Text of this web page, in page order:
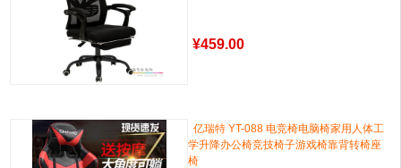
¥459.00
亿瑞特 YT-088 电竞椅电脑椅家用人体工
学升降办公椅竞技椅子游戏椅靠背转椅座
椅